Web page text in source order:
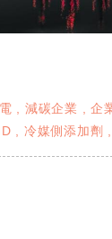
減碳企業 企
冷媒側添加劑